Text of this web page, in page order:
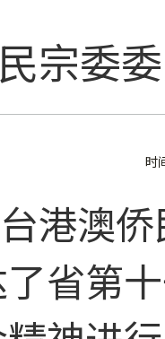
宗委
时
港澳
省第